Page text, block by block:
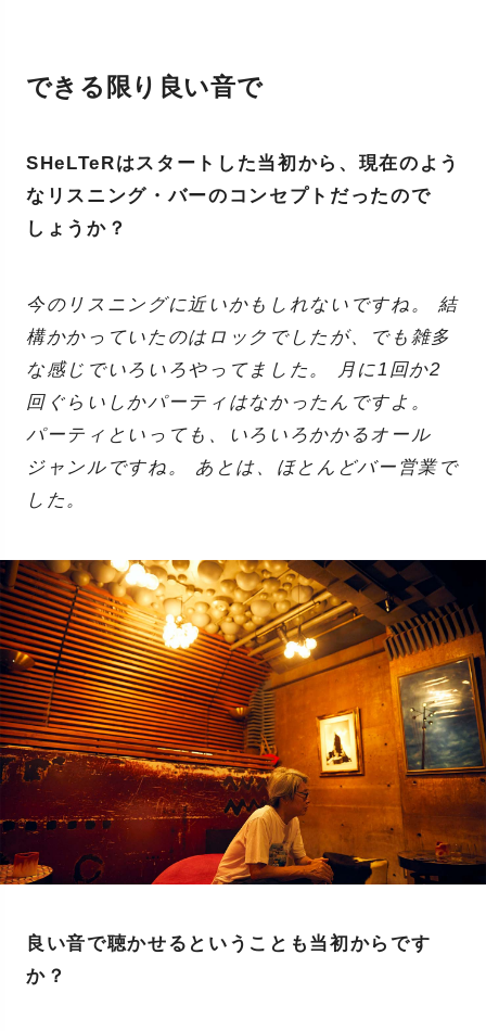
できる限り良い音で
SHeLTeRはスタートした当初から、現在のよう
なリスニング・バーのコンセプトだったので
しょうか？
今のリスニングに近いかもしれないですね。 結
構かかっていたのはロックでしたが、でも雑多
な感じでいろいろやってました。 月に1回か2
回ぐらいしかパーティはなかったんですよ。
パーティといっても、いろいろかかるオール
ジャンルですね。 あとは、ほとんどバー営業で
した。
良い音で聴かせるということも当初からです
か？